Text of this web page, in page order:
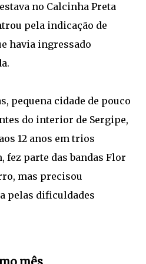
no Calcinha Preta
pela indicação de
havia ingressado
pequena cidade de pouco
do interior de Sergipe,
12 anos em trios
fez parte das bandas Flor
mas precisou
pelas dificuldades